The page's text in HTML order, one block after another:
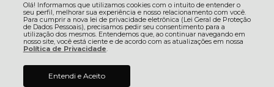
Olá! Informamos que utilizamos cookies com o intuito de entender o
seu perfil, melhorar sua experiência e nosso relacionamento com você.
Para cumprir a nova lei de privacidade eletrônica (Lei Geral de Proteção
de Dados Pessoais), precisamos pedir seu consentimento para a
utilização dos mesmos. Entendemos que, ao continuar navegando em
nosso site, você está ciente e de acordo com as atualizações em nossa
Política de Privacidade.
Entendi e Aceito
R$ 673,55
à vista no boleto ou pix